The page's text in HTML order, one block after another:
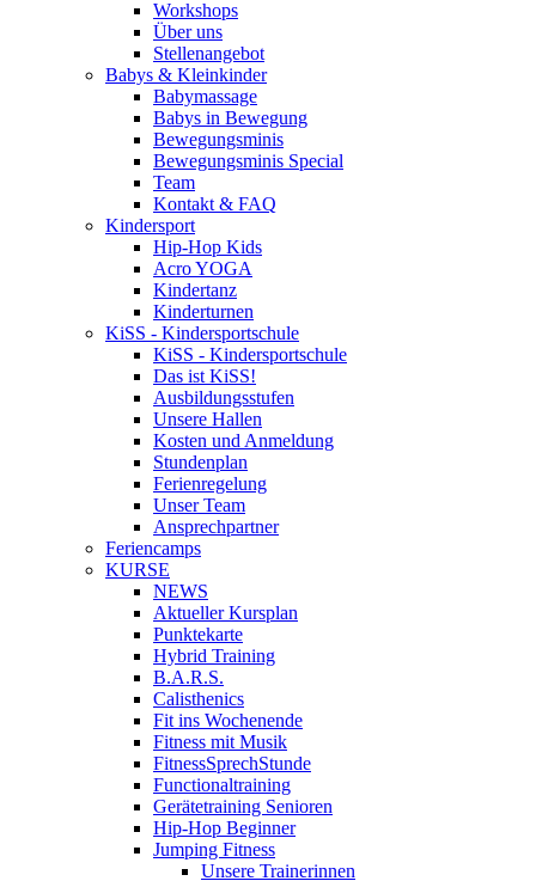
Workshops
Über uns
Stellenangebot
Babys & Kleinkinder
Babymassage
Babys in Bewegung
Bewegungsminis
Bewegungsminis Special
Team
Kontakt & FAQ
Kindersport
Hip-Hop Kids
Acro YOGA
Kindertanz
Kinderturnen
KiSS - Kindersportschule
KiSS - Kindersportschule
Das ist KiSS!
Ausbildungsstufen
Unsere Hallen
Kosten und Anmeldung
Stundenplan
Ferienregelung
Unser Team
Ansprechpartner
Feriencamps
KURSE
NEWS
Aktueller Kursplan
Punktekarte
Hybrid Training
B.A.R.S.
Calisthenics
Fit ins Wochenende
Fitness mit Musik
FitnessSprechStunde
Functionaltraining
Gerätetraining Senioren
Hip-Hop Beginner
Jumping Fitness
Unsere Trainerinnen